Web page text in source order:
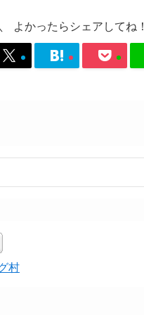
よかったらシェアしてね！
村